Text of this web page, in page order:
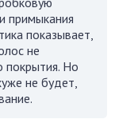
примыкания
показывает,
не
покрытия. Но
не будет,